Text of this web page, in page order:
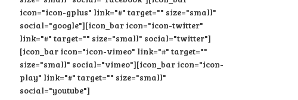
icon="icon-gplus" link="#" target="" size="small"
social="google"][icon_bar icon="icon-twitter"
link="#" target="" size="small" social="twitter"]
[icon_bar icon="icon-vimeo" link="#" target=""
size="small" social="vimeo"][icon_bar icon="icon-
play" link="#" target="" size="small"
social="youtube"]